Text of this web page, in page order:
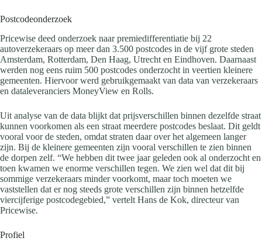
Postcodeonderzoek
Pricewise deed onderzoek naar premiedifferentiatie bij 22
autoverzekeraars op meer dan 3.500 postcodes in de vijf grote steden
Amsterdam, Rotterdam, Den Haag, Utrecht en Eindhoven. Daarnaast
werden nog eens ruim 500 postcodes onderzocht in veertien kleinere
gemeenten. Hiervoor werd gebruikgemaakt van data van verzekeraars
en dataleveranciers MoneyView en Rolls.
Uit analyse van de data blijkt dat prijsverschillen binnen dezelfde straat
kunnen voorkomen als een straat meerdere postcodes beslaat. Dit geldt
vooral voor de steden, omdat straten daar over het algemeen langer
zijn. Bij de kleinere gemeenten zijn vooral verschillen te zien binnen
de dorpen zelf. “We hebben dit twee jaar geleden ook al onderzocht en
toen kwamen we enorme verschillen tegen. We zien wel dat dit bij
sommige verzekeraars minder voorkomt, maar toch moeten we
vaststellen dat er nog steeds grote verschillen zijn binnen hetzelfde
viercijferige postcodegebied,” vertelt Hans de Kok, directeur van
Pricewise.
Profiel